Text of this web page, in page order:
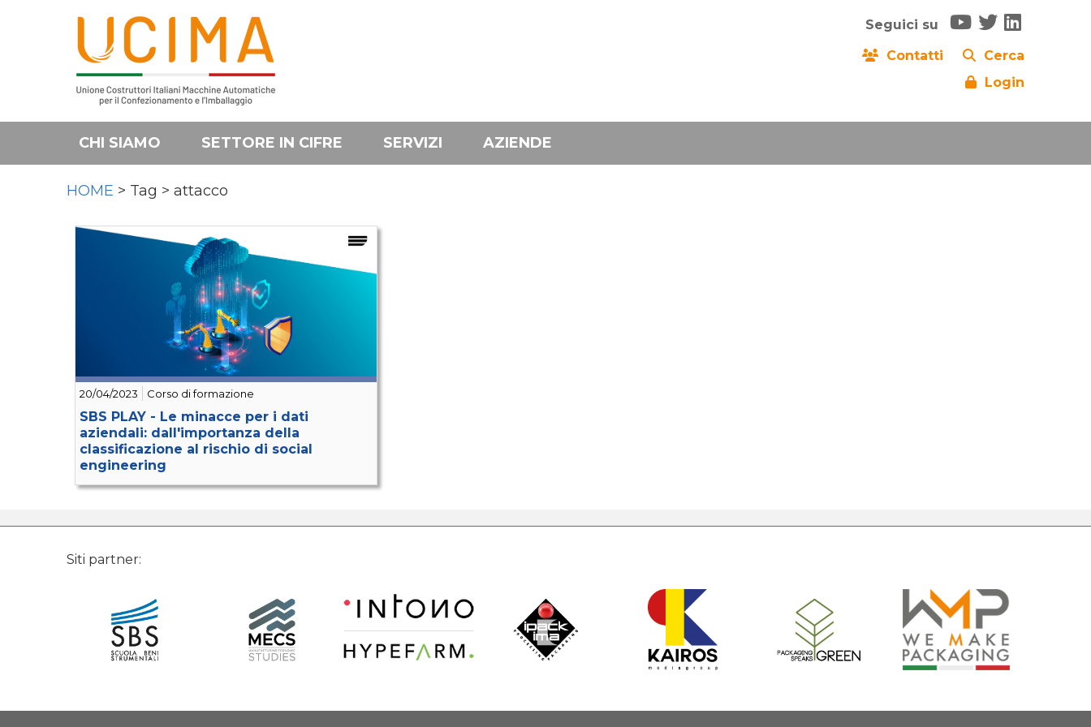
Seguici su
Contatti
Cerca
Login
CHI SIAMO SETTORE IN CIFRE SERVIZI AZIENDE
HOME > Tag > attacco
20/04/2023 Corso di formazione
SBS PLAY - Le minacce per i dati
aziendali: dall'importanza della
classificazione al rischio di social
engineering
social-engineering-rischio-attacco-data-
Siti partner: